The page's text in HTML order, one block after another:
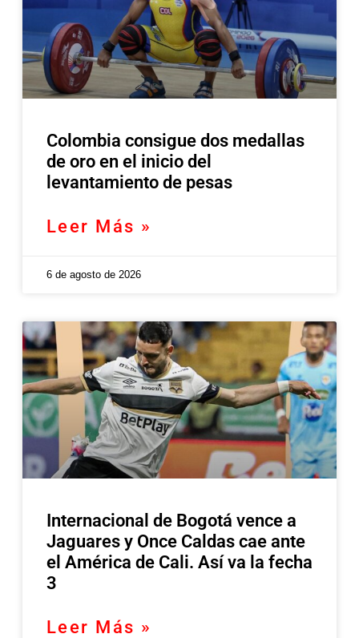
Colombia consigue dos medallas
de oro en el inicio del
levantamiento de pesas
Leer Más »
6 de agosto de 2026
Internacional de Bogotá vence a
Jaguares y Once Caldas cae ante
el América de Cali. Así va la fecha
3
Leer Más »